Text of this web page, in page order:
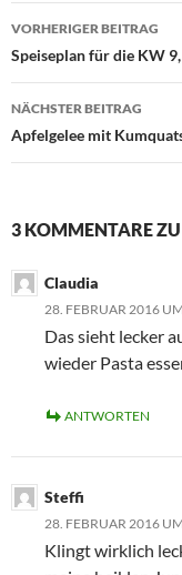
VORHERIGER BEITRAG
Speiseplan für die KW
NÄCHSTER BEITRAG
Apfelgelee mit
3 KOMMENTARE
Claudia
28. FEBRUAR 2016
Das sieht lecker
wieder Pasta
ANTWORTEN
Steffi
28. FEBRUAR 2016
Klingt wirklich